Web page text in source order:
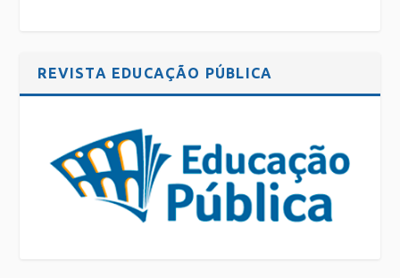
REVISTA EDUCAÇÃO PÚBLICA